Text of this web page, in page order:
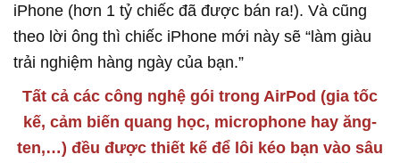
iPhone (hơn 1 tỷ chiếc đã được bán ra!). Và cũng
theo lời ông thì chiếc iPhone mới này sẽ “làm giàu
trải nghiệm hàng ngày của bạn.”
Tất cả các công nghệ gói trong AirPod (gia tốc
kế, cảm biến quang học, microphone hay ăng-
ten,…) đều được thiết kế để lôi kéo bạn vào sâu